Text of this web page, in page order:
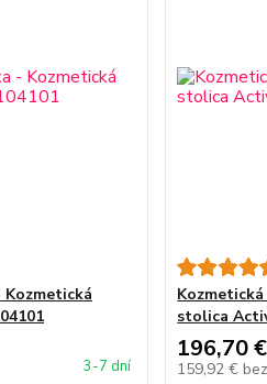
3-7 dní
stolica
196,70 €
159,92 €